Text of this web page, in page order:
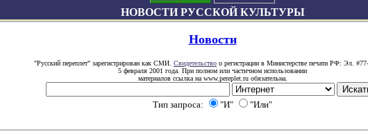
НОВОСТИ РУССКОЙ КУЛЬТУРЫ
Новости
"Русский переплет" зарегистрирован как СМИ. Свидетельство о регистрации в Министерстве печати РФ: Эл.
5 февраля 2001 года. При полном или частичном использовании
материалов ссылка на www.pereplet.ru обязательна.
Тип запроса: "И" "Или"